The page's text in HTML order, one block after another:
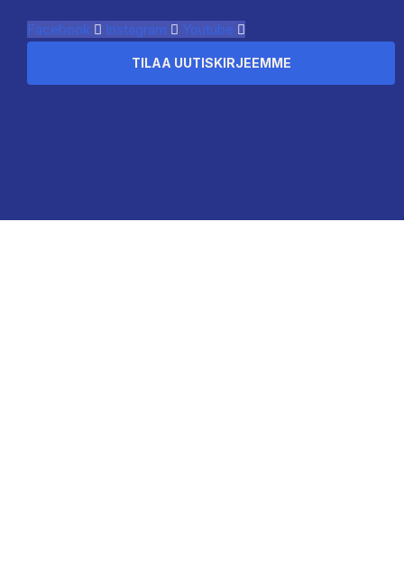
Facebook Instagram Youtube
TILAA UUTISKIRJEEMME